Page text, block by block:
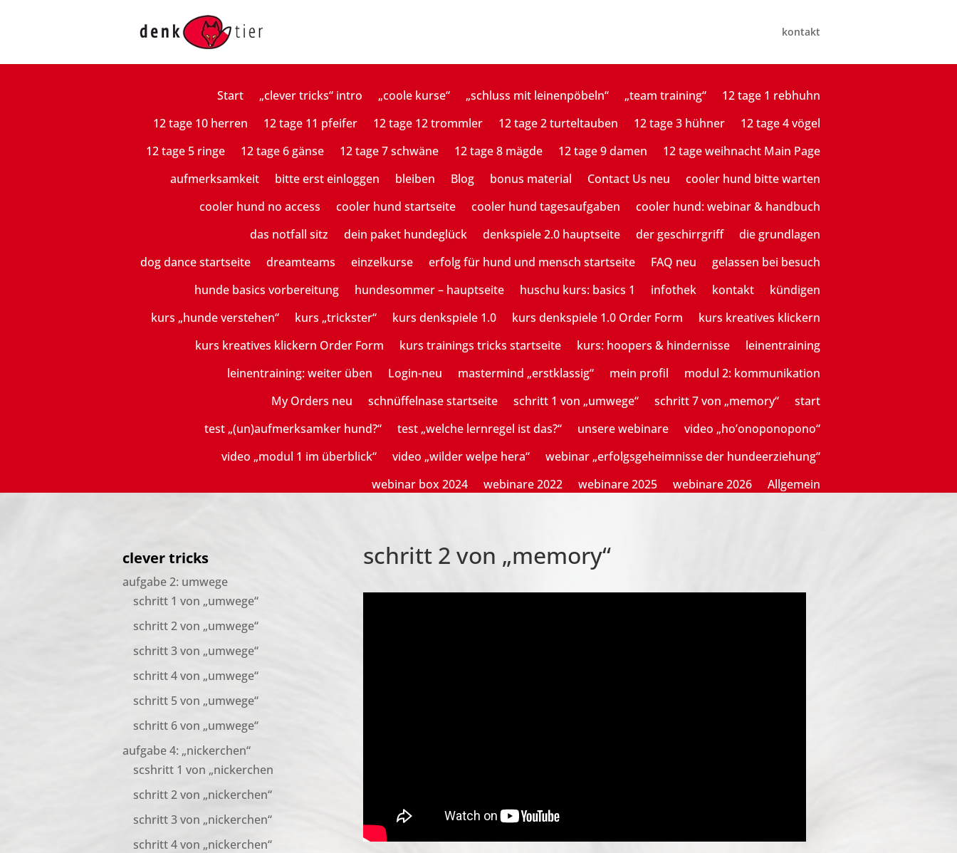
kontakt
Start „clever tricks“ intro „coole kurse“ „schluss mit leinenpöbeln“ „team training“
12 tage 1 rebhuhn
12 tage 10 herren
12 tage 11 pfeifer 12 tage 12 trommler 12 tage 2 turteltauben 12 tage 3 hühner
12 tage 4 vögel
12 tage 5 ringe
12 tage 6 gänse 12 tage 7 schwäne 12 tage 8 mägde 12 tage 9 damen
12 tage weihnacht Main Page
aufmerksamkeit
bitte erst einloggen bleiben Blog bonus material Contact Us neu
cooler hund bitte warten
cooler hund no access
cooler hund startseite cooler hund tagesaufgaben
cooler hund: webinar & handbuch
das notfall sitz
dein paket hundeglück denkspiele 2.0 hauptseite der geschirrgriff
die grundlagen
dog dance startseite
dreamteams einzelkurse erfolg für hund und mensch startseite FAQ neu
gelassen bei besuch
hunde basics vorbereitung
hundesommer – hauptseite huschu kurs: basics 1 infothek kontakt
kündigen
kurs „hunde verstehen“
kurs „trickster“ kurs denkspiele 1.0 kurs denkspiele 1.0 Order Form
kurs kreatives klickern
kurs kreatives klickern Order Form
kurs trainings tricks startseite kurs: hoopers & hindernisse
leinentraining
leinentraining: weiter üben
Login-neu mastermind „erstklassig“ mein profil
modul 2: kommunikation
My Orders neu
schnüffelnase startseite schritt 1 von „umwege“ schritt 7 von „memory“
start
test „(un)aufmerksamker hund?“
test „welche lernregel ist das?“ unsere webinare
video „ho’onoponopono“
video „modul 1 im überblick“
video „wilder welpe hera“
webinar „erfolgsgeheimnisse der hundeerziehung“
webinar box 2024
webinare 2022 webinare 2025 webinare 2026 Allgemein
clever tricks
aufgabe 2: umwege
schritt 1 von „umwege“
schritt 2 von „umwege“
schritt 3 von „umwege“
schritt 4 von „umwege“
schritt 5 von „umwege“
schritt 6 von „umwege“
aufgabe 4: „nickerchen“
scshritt 1 von „nickerchen
schritt 2 von „nickerchen“
schritt 3 von „nickerchen“
schritt 4 von „nickerchen“
schritt 2 von „memory“